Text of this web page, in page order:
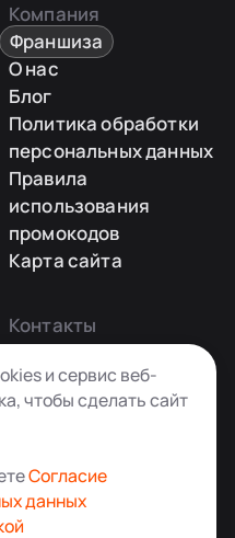
Компания
Франшиза
О нас
Блог
Политика обработки
персональных данных
Правила
использования
промокодов
Карта сайта
Контакты
Заказать звонок
+7 495 181-55-45
info@kladovkin.ru
и сервис веб-
чтобы сделать сайт
Согласие
данных